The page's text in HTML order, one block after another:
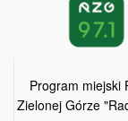
Program miejski
Zielonej Górze